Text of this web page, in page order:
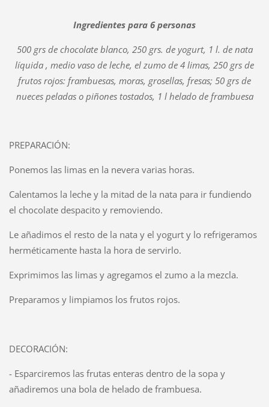
Ingredientes para 6 personas
500 grs de chocolate blanco, 250 grs. de yogurt, 1 l. de nata
líquida , medio vaso de leche, el zumo de 4 limas, 250 grs de
frutos rojos: frambuesas, moras, grosellas, fresas; 50 grs de
nueces peladas o piñones tostados, 1 l helado de frambuesa
PREPARACIÓN:
Ponemos las limas en la nevera varias horas.
Calentamos la leche y la mitad de la nata para ir fundiendo
el chocolate despacito y removiendo.
Le añadimos el resto de la nata y el yogurt y lo refrigeramos
herméticamente hasta la hora de servirlo.
Exprimimos las limas y agregamos el zumo a la mezcla.
Preparamos y limpiamos los frutos rojos.
DECORACIÓN:
- Esparciremos las frutas enteras dentro de la sopa y
añadiremos una bola de helado de frambuesa.